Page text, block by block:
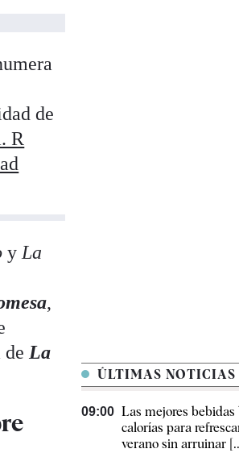
de
R
y La
,
de La
ÚLTIMAS NOTICIAS
09:00 Las mejores bebidas
calorías para
verano sin arruinar